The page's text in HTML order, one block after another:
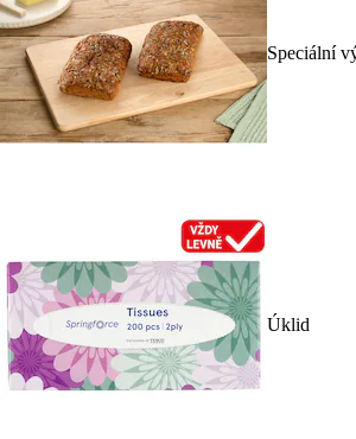
Speciální
Úklid